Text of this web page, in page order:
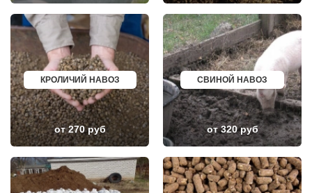
ОБОЛЕНСК
ОБУХОВО
ОДИНЦОВО
ОЖЕРЕЛЬЕ
ОКТЯБРЬСКИЙ
ОПАЛИХА
ОРЕХОВО-ЗУЕВО
ОСТРОВЦЫ
ПАВЛОВСКАЯ СЛОБОДА
ПАВЛОВСКИЙ ПОСАД
ПЕНИНО
ПЕРВОМАЙСКОЕ
ПЕРЕСВЕТ
ПЕСКИ
ПИРОГОВСКИЙ
ПОВАРОВО
ПОДОЛЬСК
КУРЧАТОВ
УГЛИЧ
ШЕБЕКИНО
БЕЛОВО
СОКОЛ
ОЗЕРСК
ОКТЯБРЬСК
КИМРЫ
КОТЛАС
УСТЬ ИЛИМСК
ШАДРИНСК
ДАНКОВ
МИЧУРИНСК
ВЯЗНИКИ
ГОРОДЕЦ
САСОВО
СУХОЙ ЛОГ
КРОЛИЧИЙ НАВОЗ
от 270 руб
СВИНОЙ НАВОЗ
от 320 руб